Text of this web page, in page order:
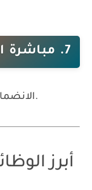
7. مباشرة العمل
الانضمام إلى القسم الفني أو الإداري المختص.
أبرز